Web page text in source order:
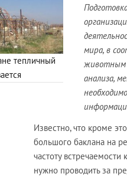
тепличный
мира, в
животным
анализа,
Известно, что кроме
большого баклана на
частоту
нужно проводить за